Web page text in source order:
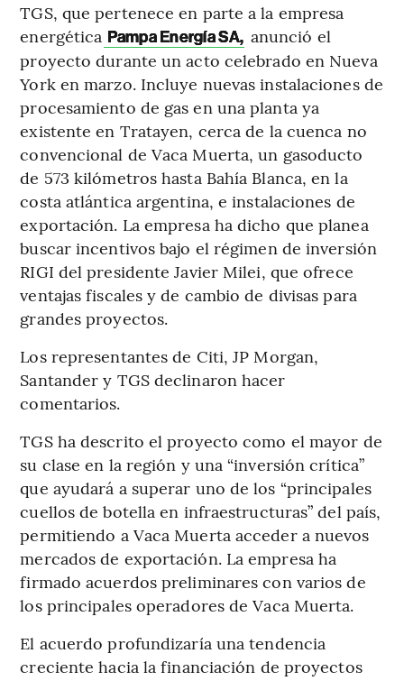
TGS, que pertenece en parte a la empresa
energética Pampa Energía SA, anunció el
proyecto durante un acto celebrado en Nueva
York en marzo. Incluye nuevas instalaciones de
procesamiento de gas en una planta ya
existente en Tratayen, cerca de la cuenca no
convencional de Vaca Muerta, un gasoducto
de 573 kilómetros hasta Bahía Blanca, en la
costa atlántica argentina, e instalaciones de
exportación. La empresa ha dicho que planea
buscar incentivos bajo el régimen de inversión
RIGI del presidente Javier Milei, que ofrece
ventajas fiscales y de cambio de divisas para
grandes proyectos.
Los representantes de Citi, JP Morgan,
Santander y TGS declinaron hacer
comentarios.
TGS ha descrito el proyecto como el mayor de
su clase en la región y una “inversión crítica”
que ayudará a superar uno de los “principales
cuellos de botella en infraestructuras” del país,
permitiendo a Vaca Muerta acceder a nuevos
mercados de exportación. La empresa ha
firmado acuerdos preliminares con varios de
los principales operadores de Vaca Muerta.
El acuerdo profundizaría una tendencia
creciente hacia la financiación de proyectos